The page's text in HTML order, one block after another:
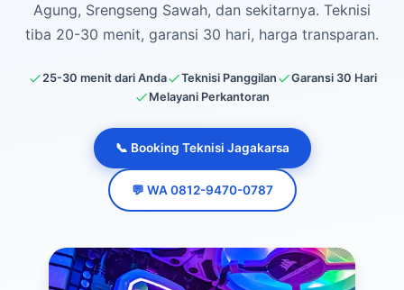
Agung, Srengseng Sawah, dan sekitarnya. Teknisi
tiba 20-30 menit, garansi 30 hari, harga transparan.
25-30 menit dari Anda Teknisi Panggilan
Garansi 30 Hari
Melayani Perkantoran
📞 Booking Teknisi Jagakarsa
💬 WA 0812-9470-0787